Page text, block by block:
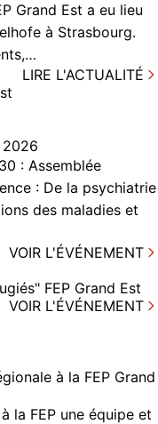
Grand Est a eu lieu
à Strasbourg.
LIRE L'ACTUALITÉ
2026
: Assemblée
: De la psychiatrie
des maladies et
VOIR L'ÉVÉNEMENT
FEP Grand Est
VOIR L'ÉVÉNEMENT
à la FEP Grand
la FEP une équipe et